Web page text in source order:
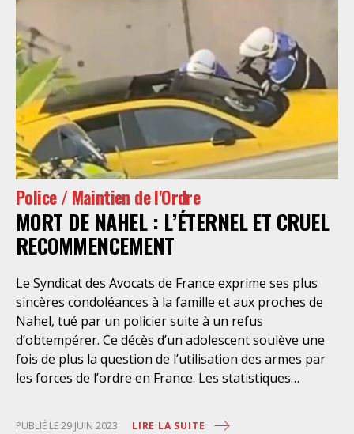
explosives, pourtant interdits, et sous les ordres et
encouragements de leurs chefs, des propos
insoutenables appelant à des violences contre les
manifestant·es tels que « faut leur tirer dans la
gueule », « t’en crèves deux trois, ça calmera les
autres », mais aussi une jubilation morbide face aux
blessures infligées (« faites-vous plaisir », « j’ai tiré 7
LBD j’en ai couché au moins 4 », journalistes et
manifestants traités de « pue-la-pisse »…) et dont le
caractère légitime de l’action a été conforté par la
justice administrative (annulation des arrêtés
d’autorisation environnementale par la cour
administrative d’appel de Bordeaux le 18 décembre
2024). L’enquête de l’Inspection générale de la
gendarmerie nationale, qui disposait de ces dizaines
d’heures de vidéos), pourtant saisie pour violences
par
Police / Maintien de l'Ordre
MORT DE NAHEL : L’ÉTERNEL ET CRUEL
RECOMMENCEMENT
Le Syndicat des Avocats de France exprime ses plus
sincères condoléances à la famille et aux proches de
Nahel, tué par un policier suite à un refus
d’obtempérer. Ce décès d’un adolescent soulève une
fois de plus la question de l’utilisation des armes par
les forces de l’ordre en France. Les statistiques
du nombre de décès causés par la police au cours de
PUBLIÉ LE 29 JUIN 2023 LIRE LA SUITE